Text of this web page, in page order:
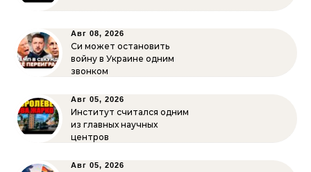
Авг 08, 2026
Си может остановить
войну в Украине одним
звонком
Авг 05, 2026
Институт считался одним
из главных научных
центров
Авг 05, 2026